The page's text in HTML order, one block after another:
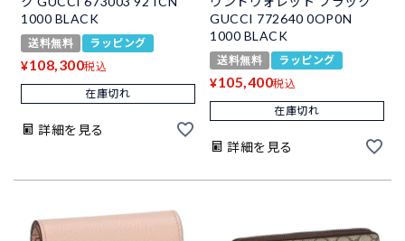
1000 BLACK
送料無料 ラッピング
¥108,300税込
在庫切れ
詳細を見る
GUCCI 772640 0OP0N
1000 BLACK
送料無料 ラッピング
¥105,400税込
在庫切れ
詳細を見る